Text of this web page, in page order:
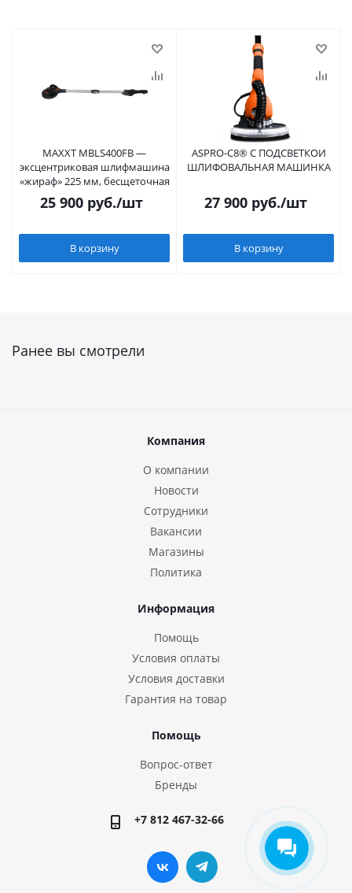
MAXXT MBLS400FB —
эксцентриковая шлифмашина
«жираф» 225 мм, бесщеточная
25 900 руб./шт
В корзину
ASPRO-С8® С ПОДСВЕТКОЙ
ШЛИФОВАЛЬНАЯ МАШИНКА
27 900 руб./шт
В корзину
Ранее вы смотрели
Компания
О компании
Новости
Сотрудники
Вакансии
Магазины
Политика
Информация
Помощь
Условия оплаты
Условия доставки
Гарантия на товар
Помощь
Вопрос-ответ
Бренды
+7 812 467-32-66